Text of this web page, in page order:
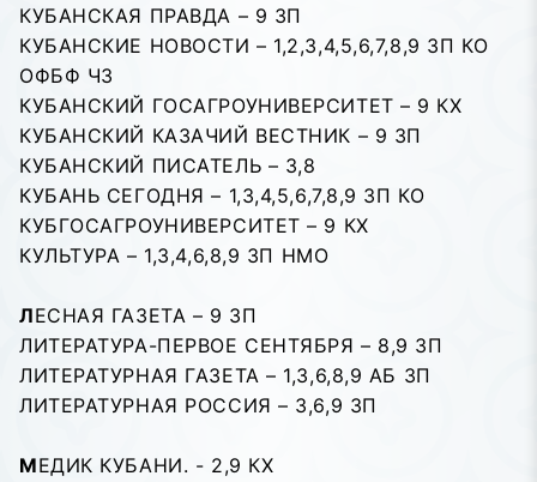
КУБАНСКАЯ ПРАВДА – 9 ЗП
КУБАНСКИЕ НОВОСТИ – 1,2,3,4,5,6,7,8,9 ЗП КО
ОФБФ ЧЗ
КУБАНСКИЙ ГОСАГРОУНИВЕРСИТЕТ – 9 КХ
КУБАНСКИЙ КАЗАЧИЙ ВЕСТНИК – 9 ЗП
КУБАНСКИЙ ПИСАТЕЛЬ – 3,8
КУБАНЬ СЕГОДНЯ – 1,3,4,5,6,7,8,9 ЗП КО
КУБГОСАГРОУНИВЕРСИТЕТ – 9 КХ
КУЛЬТУРА – 1,3,4,6,8,9 ЗП НМО
ЛЕСНАЯ ГАЗЕТА – 9 ЗП
ЛИТЕРАТУРА-ПЕРВОЕ СЕНТЯБРЯ – 8,9 ЗП
ЛИТЕРАТУРНАЯ ГАЗЕТА – 1,3,6,8,9 АБ ЗП
ЛИТЕРАТУРНАЯ РОССИЯ – 3,6,9 ЗП
МЕДИК КУБАНИ. - 2,9 КХ